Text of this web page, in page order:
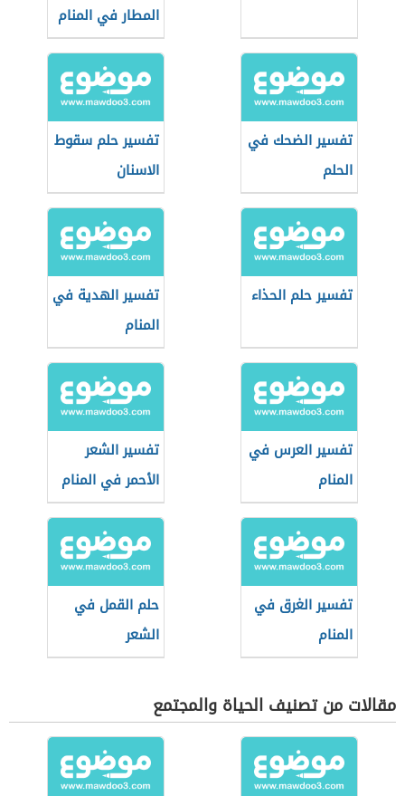
المطار في المنام
تفسير الضحك في
الحلم
تفسير حلم سقوط
الاسنان
تفسير حلم الحذاء
تفسير الهدية في
المنام
تفسير العرس في
المنام
تفسير الشعر
الأحمر في المنام
تفسير الغرق في
المنام
حلم القمل في
الشعر
مقالات من تصنيف الحياة والمجتمع